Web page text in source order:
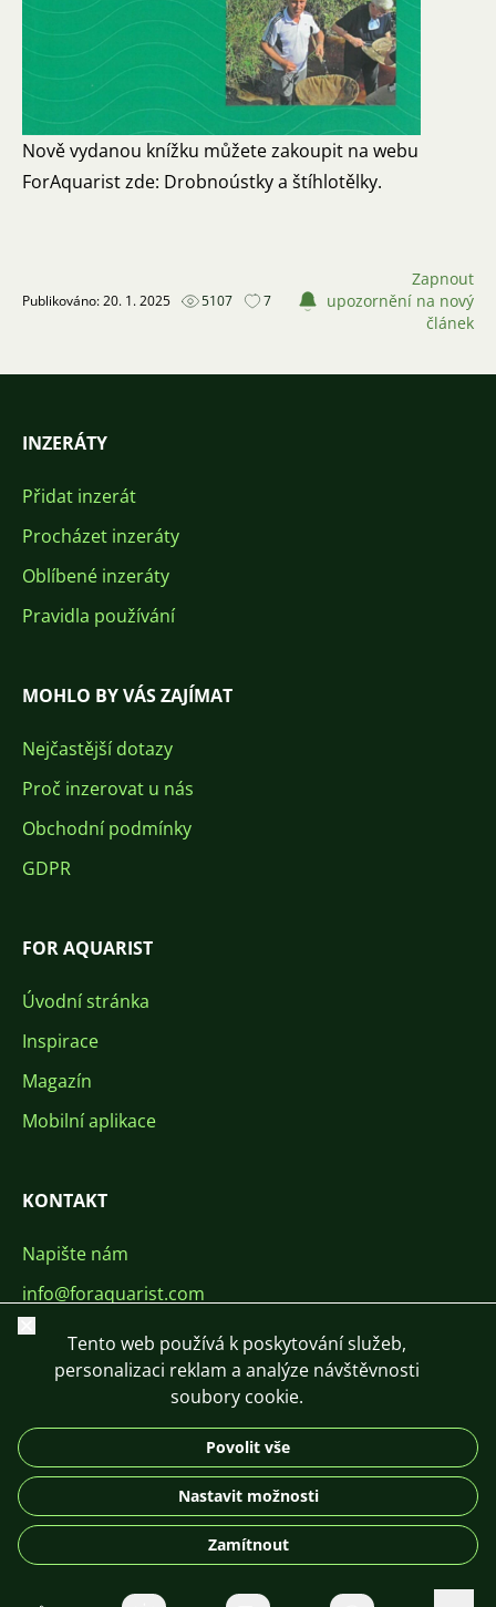
Nově vydanou knížku můžete zakoupit na webu
ForAquaristzde: Drobnoústky a štíhlotělky.
Publikováno: 20. 1. 2025 5107 7
Zapnout
upozornění na nový
článek
INZERÁTY
Přidat inzerát
Procházet inzeráty
Oblíbené inzeráty
Pravidla používání
MOHLO BY VÁS ZAJÍMAT
Nejčastější dotazy
Proč inzerovat u nás
Obchodní podmínky
GDPR
FOR AQUARIST
Úvodní stránka
Inspirace
Magazín
Mobilní aplikace
KONTAKT
Napište nám
info@foraquarist.com
+420 603 449 602
DE
© 2026 For Aquarist
Zavřít
Tento web používá k poskytování služeb,
personalizaci reklam a analýze návštěvnosti
soubory cookie.
Povolit vše
Nastavit možnosti
Zamítnout